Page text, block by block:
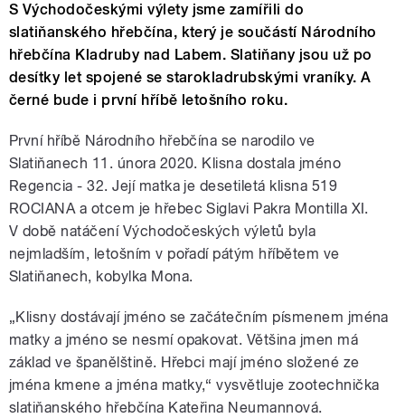
S Východočeskými výlety jsme zamířili do
slatiňanského hřebčína, který je součástí Národního
hřebčína Kladruby nad Labem. Slatiňany jsou už po
desítky let spojené se starokladrubskými vraníky. A
černé bude i první hříbě letošního roku.
První hříbě Národního hřebčína se narodilo ve
Slatiňanech 11. února 2020. Klisna dostala jméno
Regencia - 32. Její matka je desetiletá klisna 519
ROCIANA a otcem je hřebec Siglavi Pakra Montilla XI.
V době natáčení Východočeských výletů byla
nejmladším, letošním v pořadí pátým hříbětem ve
Slatiňanech, kobylka Mona.
„Klisny dostávají jméno se začátečním písmenem jména
matky a jméno se nesmí opakovat. Většina jmen má
základ ve španělštině. Hřebci mají jméno složené ze
jména kmene a jména matky,“ vysvětluje zootechnička
slatiňanského hřebčína Kateřina Neumannová.